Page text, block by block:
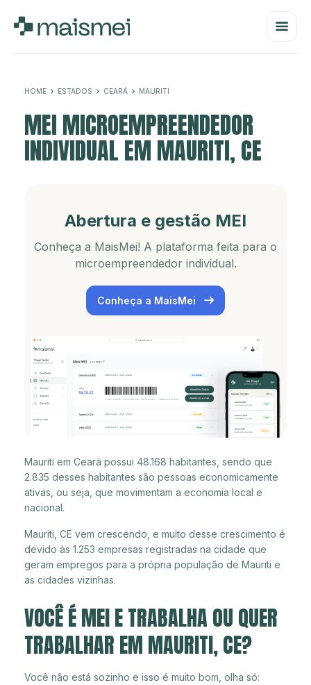
HOME ESTADOS CEARÁ MAURITI
MEI MICROEMPREENDEDOR
INDIVIDUAL EM MAURITI, CE
Abertura e gestão MEI
Conheça a MaisMei! A plataforma feita para o
microempreendedor individual.
Conheça a MaisMei
Mauriti em Ceará possui 48.168 habitantes, sendo que
2.835 desses habitantes são pessoas economicamente
ativas, ou seja, que movimentam a economia local e
nacional.
Mauriti, CE vem crescendo, e muito desse crescimento é
devido às 1.253 empresas registradas na cidade que
geram empregos para a própria população de Mauriti e
as cidades vizinhas.
VOCÊ É MEI E TRABALHA OU QUER
TRABALHAR EM MAURITI, CE?
Você não está sozinho e isso é muito bom, olha só: